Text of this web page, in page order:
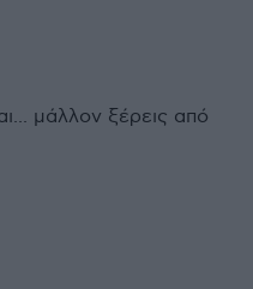
μάλλον ξέρεις από